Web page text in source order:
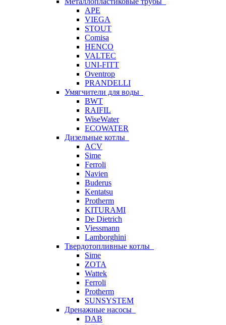
APE
VIEGA
STOUT
Comisa
HENCO
VALTEC
UNI-FITT
Oventrop
PRANDELLI
Умягчители для воды
BWT
RAIFIL
WiseWater
ECOWATER
Дизельные котлы
ACV
Sime
Ferroli
Navien
Buderus
Kentatsu
Protherm
KITURAMI
De Dietrich
Viessmann
Lamborghini
Твердотопливные котлы
Sime
ZOTA
Wattek
Ferroli
Protherm
SUNSYSTEM
Дренажные насосы
DAB